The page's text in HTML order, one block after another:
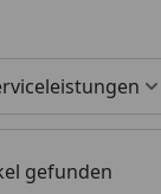
gefunden